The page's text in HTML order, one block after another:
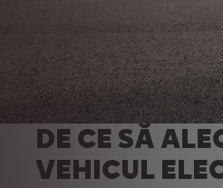
DE CE SĂ
VEHICUL